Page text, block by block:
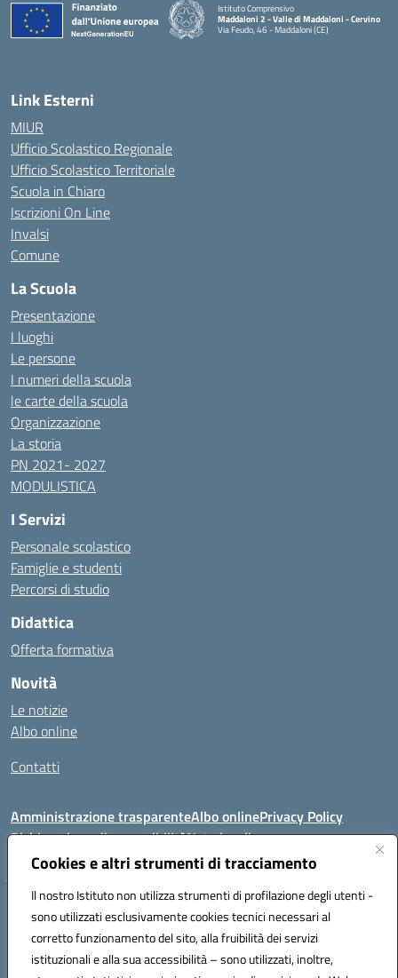
Cookies e altri strumenti di tracciamento
Il nostro Istituto non utilizza strumenti di profilazione degli utenti -
sono utilizzati esclusivamente cookies tecnici necessari al
corretto funzionamento del sito, alla fruibilità dei servizi
istituzionali e alla sua accessibilità – sono utilizzati, inoltre,
Istituto Comprensivo
Maddaloni 2 - Valle di Maddaloni - Cervino
Via Feudo, 46 - Maddaloni (CE)
Link Esterni
MIUR
Ufficio Scolastico Regionale
Ufficio Scolastico Territoriale
Scuola in Chiaro
Iscrizioni On Line
Invalsi
Comune
La Scuola
Presentazione
I luoghi
Le persone
I numeri della scuola
le carte della scuola
Organizzazione
La storia
PN 2021- 2027
MODULISTICA
I Servizi
Personale scolastico
Famiglie e studenti
Percorsi di studio
Didattica
Offerta formativa
Novità
Le notizie
Albo online
Contatti
Amministrazione trasparenteAlbo onlinePrivacy Policy
Dichiarazione di accessibilitàNote legali
VIA FEUDO N.46 - 81024 - Maddaloni (CE) - Tel 0823202821 - Mail:
ceic8al005@istruzione.it - PEC: ceic8al005@pec.istruzione.it
Codice meccanografico: CEIC8AL005 - Codice iPA:icmvm_0 - C.F.
80011470616 - Codice univoco fatturazione elettronica (CUF): UF7XAK